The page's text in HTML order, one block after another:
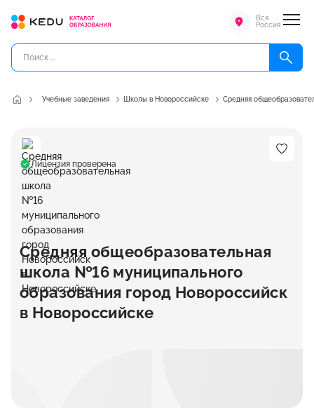
Вся
Россия
Учебные заведения Школы в Новороссийске Средняя
Лицензия проверена
Средняя общеобразовательная
школа №16 муниципального
образования город Новороссийск
в Новороссийске